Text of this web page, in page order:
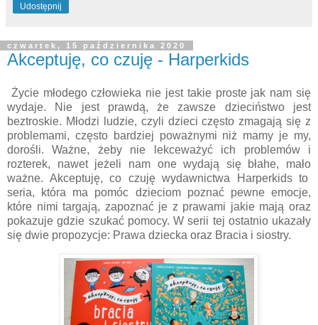
Udostępnij
czwartek, 15 października 2020
Akceptuję, co czuję - Harperkids
Życie młodego człowieka nie jest takie proste jak nam się
wydaje. Nie jest prawdą, że zawsze dzieciństwo jest
beztroskie. Młodzi ludzie, czyli dzieci często zmagają się z
problemami, często bardziej poważnymi niż mamy je my,
dorośli. Ważne, żeby nie lekceważyć ich problemów i
rozterek, nawet jeżeli nam one wydają się błahe, mało
ważne. Akceptuję, co czuję wydawnictwa Harperkids to
seria, która ma pomóc dzieciom poznać pewne emocje,
które nimi targają, zapoznać je z prawami jakie mają oraz
pokazuje gdzie szukać pomocy. W serii tej ostatnio ukazały
się dwie propozycje: Prawa dziecka oraz Bracia i siostry.